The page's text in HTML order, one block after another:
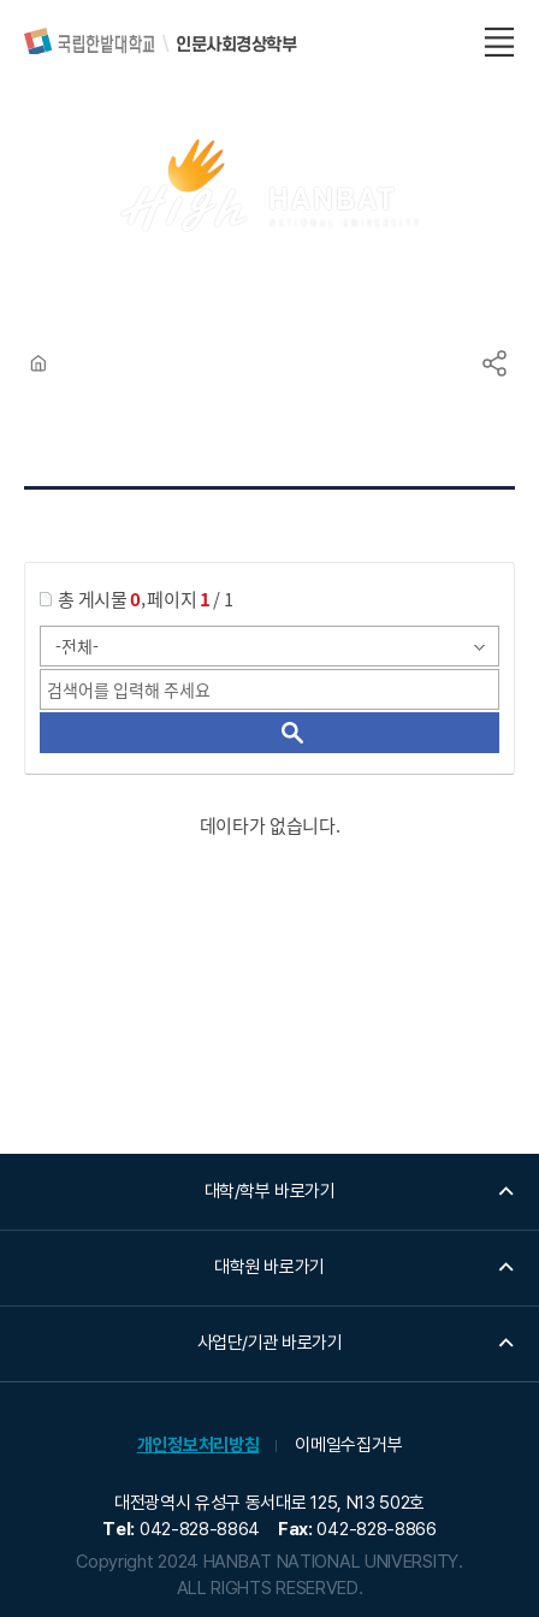
인문사회경상학부
총 게시물0,페이지 1/ 1
데이타가 없습니다.
대학/학부 바로가기
대학원 바로가기
사업단/기관 바로가기
개인정보처리방침 이메일수집거부
대전광역시 유성구 동서대로 125, N13 502호
Tel: 042-828-8864 Fax: 042-828-8866
Copyright 2024 HANBAT NATIONAL UNIVERSITY.
ALL RIGHTS RESERVED.